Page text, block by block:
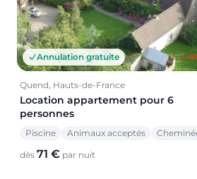
Annulation gratuite
Quend, Hauts-de-France
Location appartement pour 6
personnes
Piscine Animaux acceptés
dès 71 € par nuit